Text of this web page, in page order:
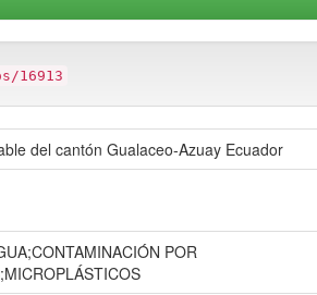
16913
del cantón Gualaceo-Azuay Ecuador
POR